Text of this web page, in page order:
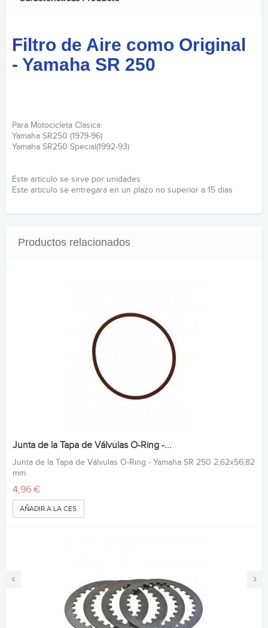
Filtro de Aire como Original
- Yamaha SR 250
Para Motocicleta Clásica:
Yamaha SR250 (1979-96)
Yamaha SR250 Special(1992-93)
Este articulo se sirve por unidades
Este articulo se entregará en un plazo no superior a 15 dias
Productos relacionados
‹ ›
Junta de la Tapa de Válvulas O-Ring -...
Junta de la Tapa de Válvulas O-Ring - Yamaha SR 250 2,62x56,82
mm
4,96 €
AÑADIR A LA CESTA